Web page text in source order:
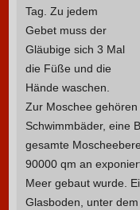
Tag. Zu jedem
Gebet muss der
Gläubige sich 3 Mal
die Füße und die
Hände waschen.
Zur Moschee gehören
Schwimmbäder, eine
gesamte
90000 qm an
Meer gebaut wurde.
Glasboden, unter